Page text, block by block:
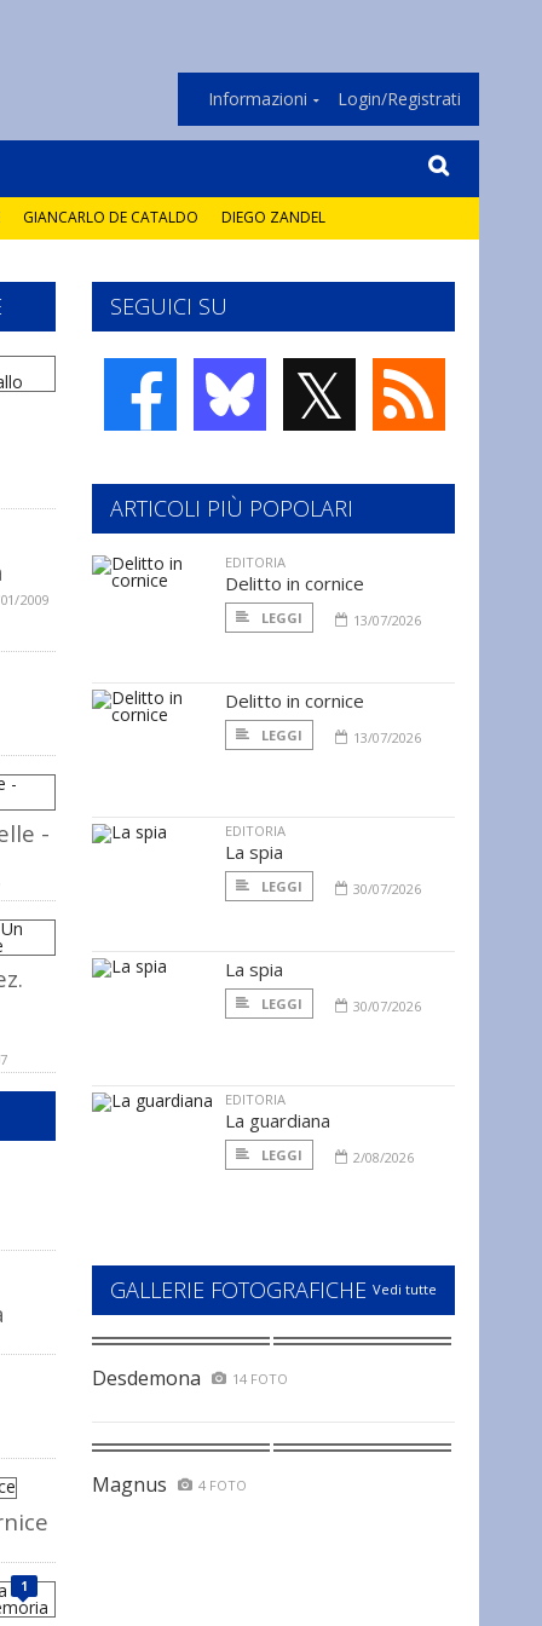
Informazioni Login/Registrati
GIANCARLO DE CATALDO DIEGO ZANDEL
SEGUICI SU
𝕏
2009
-
1
ARTICOLI PIÙ POPOLARI
EDITORIA
Delitto in cornice
LEGGI 13/07/2026
Delitto in cornice
LEGGI 13/07/2026
EDITORIA
La spia
LEGGI 30/07/2026
La spia
LEGGI 30/07/2026
EDITORIA
La guardiana
LEGGI 2/08/2026
GALLERIE FOTOGRAFICHE Vedi tutte
Desdemona 14 FOTO
Magnus 4 FOTO